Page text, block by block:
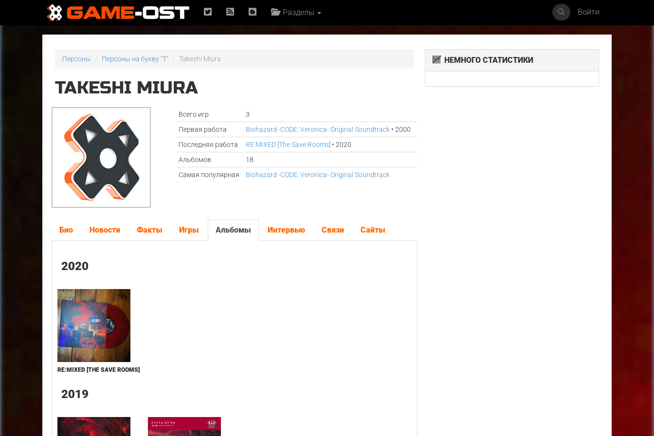
Разделы Войти
Персоны Персоны на букву "T" Takeshi Miura
TAKESHI MIURA
Всего игр
3
Первая работа
Biohazard -CODE: Veronica- Original Soundtrack• 2000
Последняя работа
RE​:​MIXED [The Save Rooms] • 2020
Альбомов
18
Самая популярная
Biohazard -CODE: Veronica- Original Soundtrack
Био Новости Факты Игры Альбомы Интервью Связи Сайты
2020
RE​:​MIXED [THE SAVE ROOMS]
2019
НЕМНОГО СТАТИСТИКИ